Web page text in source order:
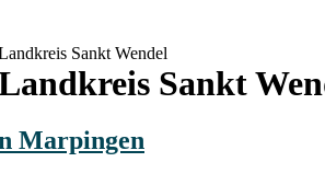
Sankt Wendel
Sankt
Marpingen